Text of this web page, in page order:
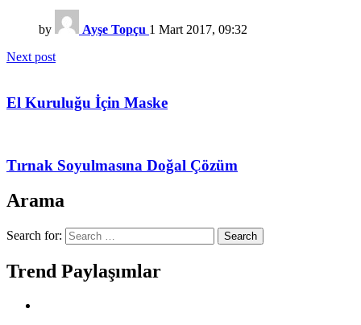
by Ayşe Topçu 1 Mart 2017, 09:32
Next post
El Kuruluğu İçin Maske
Tırnak Soyulmasına Doğal Çözüm
Arama
Search for: Search
Trend Paylaşımlar